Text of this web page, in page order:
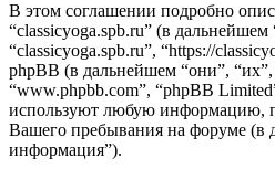
В этом соглашении подробно
“classicyoga.spb.ru” (в
“classicyoga.spb.ru”, “https://
phpBB (в дальнейшем “они”,
“www.phpbb.com”, “phpBB
используют любую информацию,
Вашего пребывания на форуме (в
информация”).